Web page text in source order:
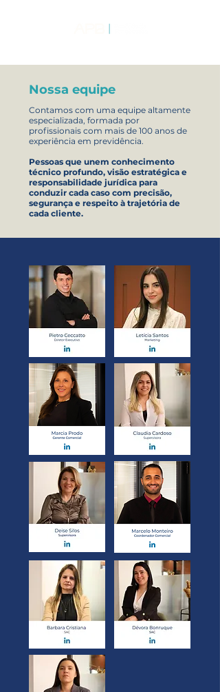
Nossa equipe
Contamos com uma equipe altamente
especializada, formada por
profissionais com mais de 100 anos de
experiência em previdência.
Pessoas que unem conhecimento
técnico profundo, visão estratégica e
responsabilidade jurídica para
conduzir cada caso com precisão,
segurança e respeito à trajetória de
cada cliente.